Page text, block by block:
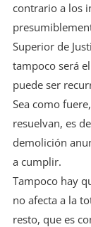
contrario a los
Superior de
tampoco será
puede ser
Sea como
resuelvan, es
demolición
a cumplir.
Tampoco hay
no afecta a la
resto, que es